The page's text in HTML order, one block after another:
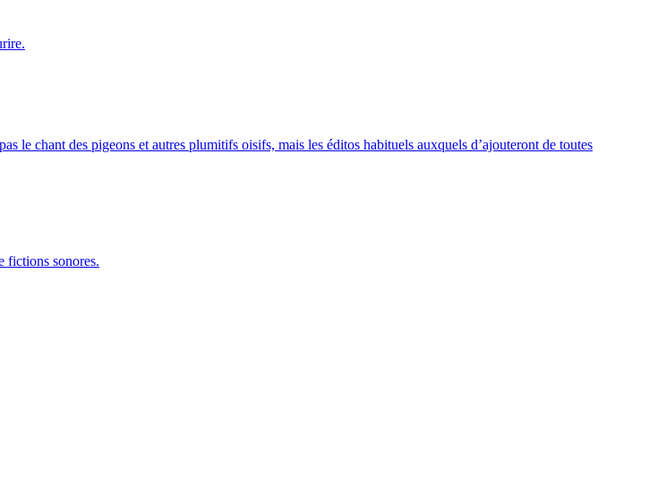
le chant des pigeons et autres plumitifs oisifs, mais les éditos habituels auxquels d’ajouteront de toutes
fictions sonores.